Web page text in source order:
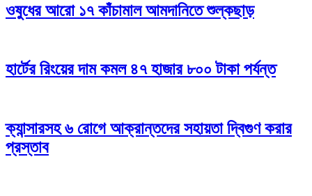
ওষুধের আরো ১৭ কাঁচামাল আমদানিতে শুল্কছাড়
হার্টের রিংয়ের দাম কমল ৪৭ হাজার ৮০০ টাকা পর্যন্ত
ক্যান্সারসহ ৬ রোগে আক্রান্তদের সহায়তা দ্বিগুণ করার
প্রস্তাব